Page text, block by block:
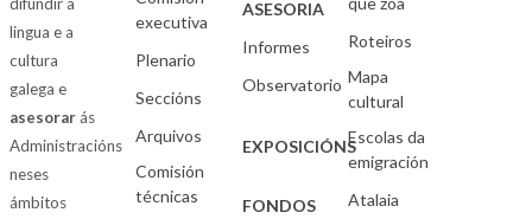
lingua e a
cultura
galega e
asesorarás
Administracións
neses
ámbitos
executiva
Plenario
Seccións
Arquivos
Comisión
técnicas
ASESORIA
Informes
Observatorio
EXPOSICIÓNS
FONDOS
Roteiros
Mapa
cultural
Escolas da
emigración
Atalaia